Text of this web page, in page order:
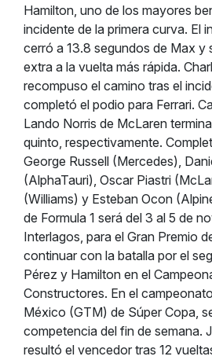
Hamilton, uno de los mayores
incidente de la primera curva. El
cerró a 13.8 segundos de Max y
extra a la vuelta más rápida.
recompuso el camino tras el
completó el podio para Ferrari.
Lando Norris de McLaren
quinto, respectivamente.
George Russell (Mercedes),
(AlphaTauri), Oscar Piastri
(Williams) y Esteban Ocon
de Formula 1 será del 3 al 5 de
Interlagos, para el Gran Premio
continuar con la batalla por el
Pérez y Hamilton en el
Constructores. En el
México (GTM) de Súper Copa,
competencia del fin de semana.
resultó el vencedor tras 12